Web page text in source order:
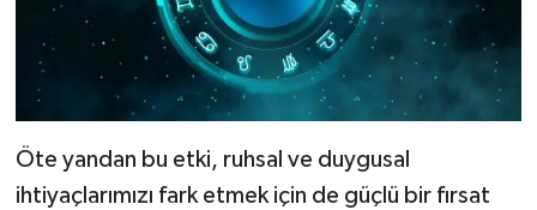
Öte yandan bu etki, ruhsal ve duygusal
ihtiyaçlarımızı fark etmek için de güçlü bir fırsat